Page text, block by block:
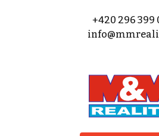
+420 296 399